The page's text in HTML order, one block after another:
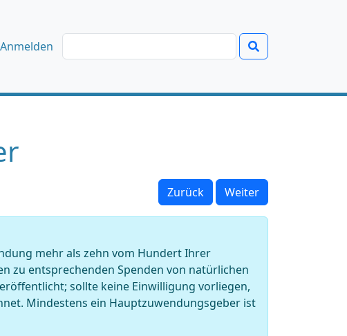
Anmelden
Zurück Weiter
mehr als zehn vom Hundert Ihrer
zu entsprechenden Spenden von natürlichen
sollte keine Einwilligung vorliegen,
Mindestens ein Hauptzuwendungsgeber ist